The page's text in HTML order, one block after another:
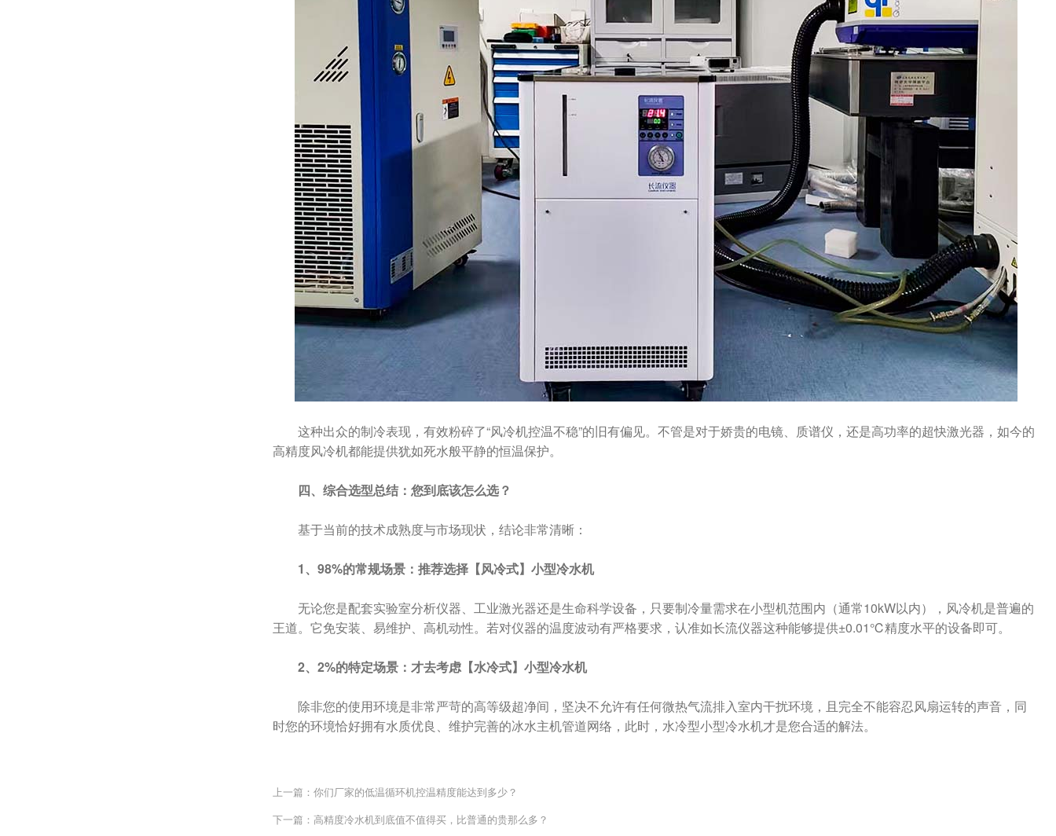
这种出众的制冷表现，有效粉碎了“风冷机控温不稳”的旧有偏见。不管是对于娇贵的电镜、质谱仪，还是高功率的超快激光器，如今的
高精度风冷机都能提供犹如死水般平静的恒温保护。
四、综合选型总结：您到底该怎么选？
基于当前的技术成熟度与市场现状，结论非常清晰：
1、98%的常规场景：推荐选择【风冷式】小型冷水机
无论您是配套实验室分析仪器、工业激光器还是生命科学设备，只要制冷量需求在小型机范围内（通常10kW以内），风冷机是普遍的
王道。它免安装、易维护、高机动性。若对仪器的温度波动有严格要求，认准如长流仪器这种能够提供±0.01℃精度水平的设备即可。
2、2%的特定场景：才去考虑【水冷式】小型冷水机
除非您的使用环境是非常严苛的高等级超净间，坚决不允许有任何微热气流排入室内干扰环境，且完全不能容忍风扇运转的声音，同
时您的环境恰好拥有水质优良、维护完善的冰水主机管道网络，此时，水冷型小型冷水机才是您合适的解法。
上一篇：你们厂家的低温循环机控温精度能达到多少？
下一篇：高精度冷水机到底值不值得买，比普通的贵那么多？